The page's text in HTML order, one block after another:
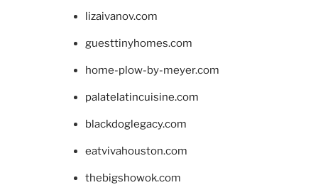
lizaivanov.com
guesttinyhomes.com
home-plow-by-meyer.com
palatelatincuisine.com
blackdoglegacy.com
eatvivahouston.com
thebigshowok.com